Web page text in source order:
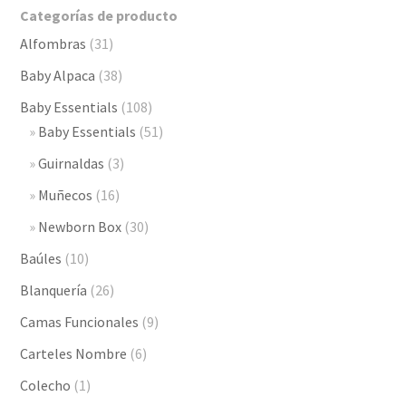
Categorías de producto
Alfombras (31)
Baby Alpaca (38)
Baby Essentials (108)
Baby Essentials (51)
Guirnaldas (3)
Muñecos (16)
Newborn Box (30)
Baúles (10)
Blanquería (26)
Camas Funcionales (9)
Carteles Nombre (6)
Colecho (1)